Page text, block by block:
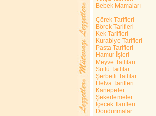
Bebek Mamaları
Çörek Tarifleri
Börek Tarifleri
Kek Tarifleri
Kurabiye Tarifleri
Pasta Tarifleri
Hamur İşleri
Meyve Tatlıları
Sütlü Tatlılar
Şerbetli Tatlılar
Helva Tarifleri
Kanepeler
Şekerlemeler
İçecek Tarifleri
Dondurmalar